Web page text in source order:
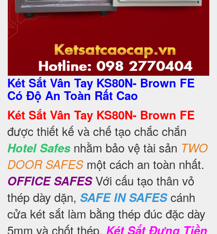
Két Sắt Vân Tay KS80N- Brown FE
Có Độ An Toàn Rất Cao
Két Sắt Vân Tay KS80N- Brown FE
được thiết kế và chế tạo chắc chắn
Hotel Safesnhằm bảo vệ tài sản TWO
DOOR SAFES một cách an toàn nhất.
OFFICE SAFESVới cấu tạo thân vỏ
thép dày dặn, SAFE IN SAFEScánh
cửa két sắt làm bằng thép đúc đặc dày
5mm và chốt thép. Két Sắt Đựng Tiền